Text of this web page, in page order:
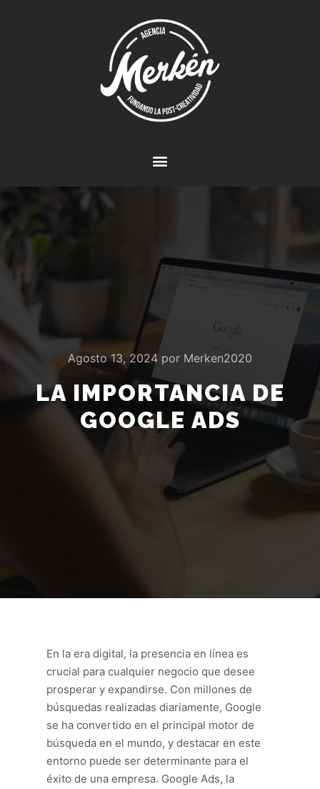
Agosto 13, 2024 por Merken2020
LA IMPORTANCIA DE
GOOGLE ADS
En la era digital, la presencia en línea es
crucial para cualquier negocio que desee
prosperar y expandirse. Con millones de
búsquedas realizadas diariamente, Google
se ha convertido en el principal motor de
búsqueda en el mundo, y destacar en este
entorno puede ser determinante para el
éxito de una empresa. Google Ads, la